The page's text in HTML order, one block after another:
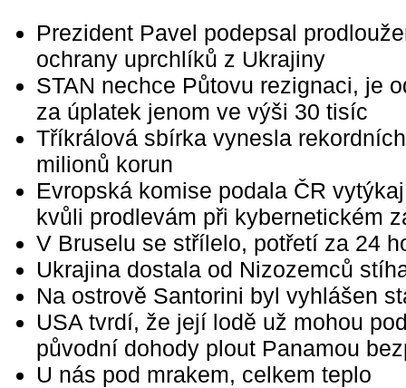
Prezident Pavel podepsal
ochrany uprchlíků z Ukrajiny
STAN nechce Půtovu rezignaci, je
za úplatek jenom ve výši 30 tisíc
Tříkrálová sbírka vynesla
milionů korun
Evropská komise podala ČR
kvůli prodlevám při kybernetickém
V Bruselu se střílelo, potřetí za 24
Ukrajina dostala od Nizozemců
Na ostrově Santorini byl vyhlášen
USA tvrdí, že její lodě už mohou
původní dohody plout Panamou
U nás pod mrakem, celkem teplo